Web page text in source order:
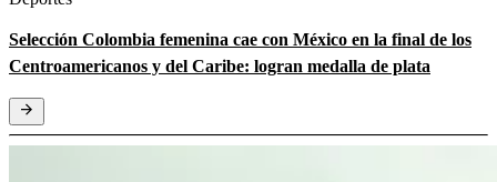
Selección Colombia femenina cae con México en la final de los
Centroamericanos y del Caribe: logran medalla de plata